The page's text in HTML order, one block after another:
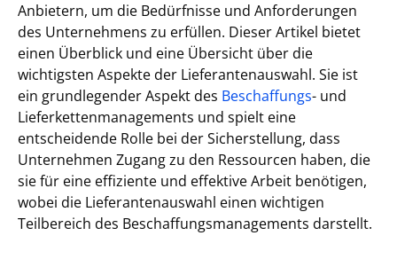
Anbietern, um die Bedürfnisse und Anforderungen
des Unternehmens zu erfüllen. Dieser Artikel bietet
einen Überblick und eine Übersicht über die
wichtigsten Aspekte der Lieferantenauswahl. Sie ist
ein grundlegender Aspekt des Beschaffungs- und
Lieferkettenmanagements und spielt eine
entscheidende Rolle bei der Sicherstellung, dass
Unternehmen Zugang zu den Ressourcen haben, die
sie für eine effiziente und effektive Arbeit benötigen,
wobei die Lieferantenauswahl einen wichtigen
Teilbereich des Beschaffungsmanagements darstellt.